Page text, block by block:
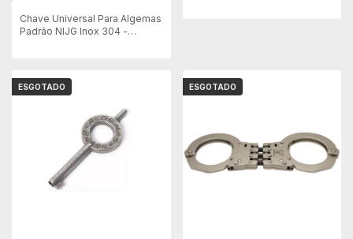
Chave Universal Para Algemas
Padrão NIJG Inox 304 -
ESGOTADO ESGOTADO